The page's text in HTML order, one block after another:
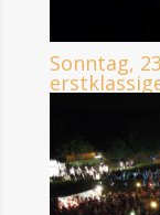
Sonntag,